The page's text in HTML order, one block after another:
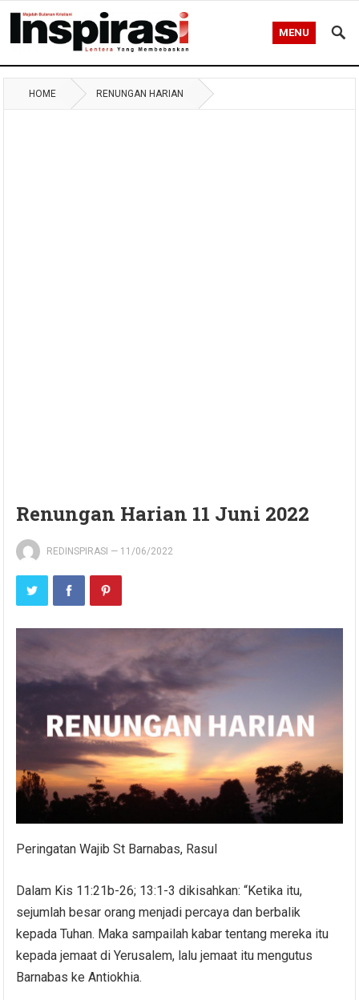
MENU
HOME RENUNGAN HARIAN
Renungan Harian 11 Juni 2022
REDINSPIRASI — 11/06/2022
Peringatan Wajib St Barnabas, Rasul
Dalam Kis 11:21b-26; 13:1-3 dikisahkan: “Ketika itu,
sejumlah besar orang menjadi percaya dan berbalik
kepada Tuhan. Maka sampailah kabar tentang mereka itu
kepada jemaat di Yerusalem, lalu jemaat itu mengutus
Barnabas ke Antiokhia.